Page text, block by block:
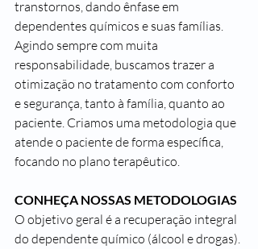
transtornos, dando ênfase em
dependentes químicos e suas famílias.
Agindo sempre com muita
responsabilidade, buscamos trazer a
otimização no tratamento com conforto
e segurança, tanto à família, quanto ao
paciente. Criamos uma metodologia que
atende o paciente de forma específica,
focando no plano terapêutico.
CONHEÇA NOSSAS METODOLOGIAS
O objetivo geral é a recuperação integral
do dependente químico (álcool e drogas).